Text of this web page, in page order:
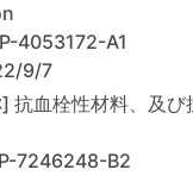
4053172-A1
9/7
抗血栓性材料、及び
7246248-B2